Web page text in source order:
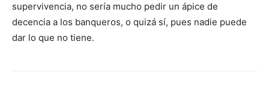
supervivencia, no sería mucho pedir un ápice de
decencia a los banqueros, o quizá sí, pues nadie puede
dar lo que no tiene.